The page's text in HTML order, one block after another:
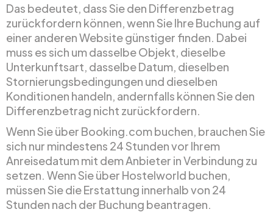
Das bedeutet, dass Sie den Differenzbetrag
zurückfordern können, wenn Sie Ihre Buchung auf
einer anderen Website günstiger finden. Dabei
muss es sich um dasselbe Objekt, dieselbe
Unterkunftsart, dasselbe Datum, dieselben
Stornierungsbedingungen und dieselben
Konditionen handeln, andernfalls können Sie den
Differenzbetrag nicht zurückfordern.
Wenn Sie über Booking.com buchen, brauchen Sie
sich nur mindestens 24 Stunden vor Ihrem
Anreisedatum mit dem Anbieter in Verbindung zu
setzen. Wenn Sie über Hostelworld buchen,
müssen Sie die Erstattung innerhalb von 24
Stunden nach der Buchung beantragen.